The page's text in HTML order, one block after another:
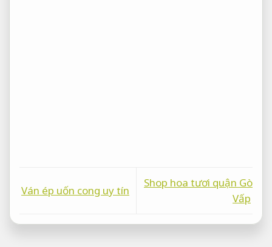
Ván ép uốn cong uy tín
Shop hoa tươi quận Gò
Vấp